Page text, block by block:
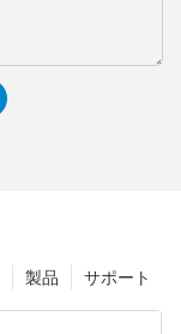
サポート
製品